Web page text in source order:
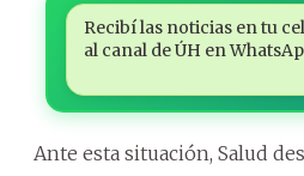
Recibí las noticias en tu
al canal de ÚH en
Ante esta situación, Salud